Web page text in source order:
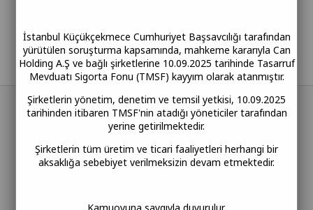
"Awox: Yaşam Alanınıza Değer Katan Teknoloji ve
Tasarım"
Evinizin her köşesinde size eşlik eden akıllı çözümler
sunuyoruz.
İstanbul Küçükçekmece Cumhuriyet Başsavcılığı tarafından
yürütülen soruşturma kapsamında, mahkeme kararıyla Can
Holding A.Ş ve bağlı şirketlerine 10.09.2025 tarihinde Tasarruf
Mevduatı Sigorta Fonu (TMSF) kayyım olarak atanmıştır.
Şirketlerin yönetim, denetim ve temsil yetkisi, 10.09.2025
tarihinden itibaren TMSF'nin atadığı yöneticiler tarafından
yerine getirilmektedir.
Şirketlerin tüm üretim ve ticari faaliyetleri herhangi bir
aksaklığa sebebiyet verilmeksizin devam etmektedir.
Kamuoyuna saygıyla duyurulur.